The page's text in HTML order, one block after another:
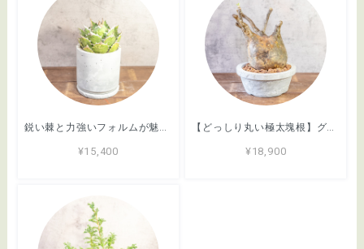
鋭い棘と力強いフォルムが魅力のアガベ・シロアリ（FO-76）。無骨な質感が映える手づくりモルタル鉢。根腐れを防ぐ独自配合の用土｜虫発生抑制（全国一律送料850円）
¥15,400
【どっしり丸い極太塊根】グラキリス。胴回り40cmの圧倒的ボリューム。無骨な「手づくりモルタル鉢」とセットで。｜虫発生抑制（全国一律送料850円）
¥18,900